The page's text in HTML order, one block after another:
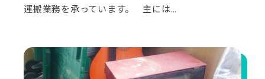
運搬業務を承っています。 主には…